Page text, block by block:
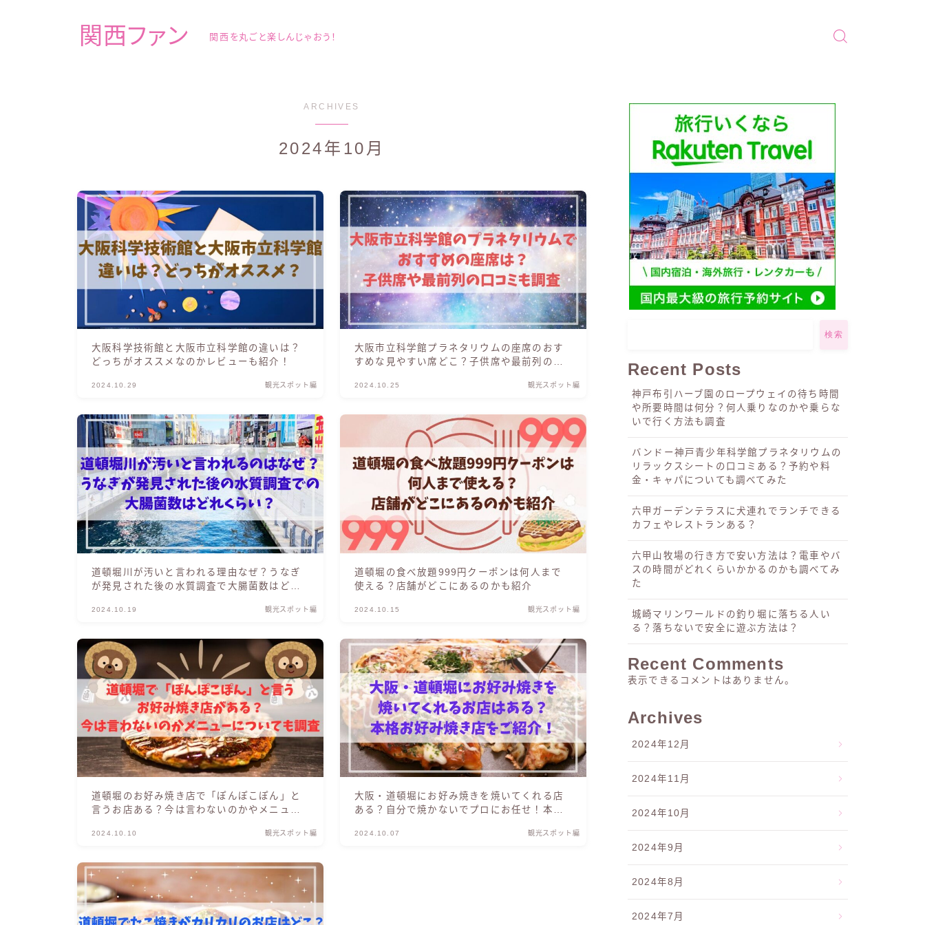
関西ファン 関西を丸ごと楽しんじゃおう！
ARCHIVES
2024年10月
大阪科学技術館と大阪市立科学館の違いは？
どっちがオススメなのかレビューも紹介！
2024.10.29 観光スポット編
大阪市立科学館プラネタリウムの座席のおす
すめな見やすい席どこ？子供席や最前列の口
2024.10.25 観光スポット編
道頓堀川が汚いと言われる理由なぜ？うなぎ
が発見された後の水質調査で大腸菌数はどれ
2024.10.19 観光スポット編
道頓堀の食べ放題999円クーポンは何人まで
使える？店舗がどこにあるのかも紹介
2024.10.15 観光スポット編
道頓堀のお好み焼き店で「ぽんぽこぽん」と
言うお店ある？今は言わないのかやメニュー
2024.10.10 観光スポット編
大阪・道頓堀にお好み焼きを焼いてくれる店
ある？自分で焼かないでプロにお任せ！本格
2024.10.07 観光スポット編
検索
Recent Posts
神戸布引ハーブ園のロープウェイの待ち時間
や所要時間は何分？何人乗りなのかや乗らな
いで行く方法も調査
バンドー神戸青少年科学館プラネタリウムの
リラックスシートの口コミある？予約や料
金・キャパについても調べてみた
六甲ガーデンテラスに犬連れでランチできる
カフェやレストランある？
六甲山牧場の行き方で安い方法は？電車やバ
スの時間がどれくらいかかるのかも調べてみ
た
城崎マリンワールドの釣り堀に落ちる人い
る？落ちないで安全に遊ぶ方法は？
Recent Comments
表示できるコメントはありません。
Archives
2024年12月
2024年11月
2024年10月
2024年9月
2024年8月
2024年7月